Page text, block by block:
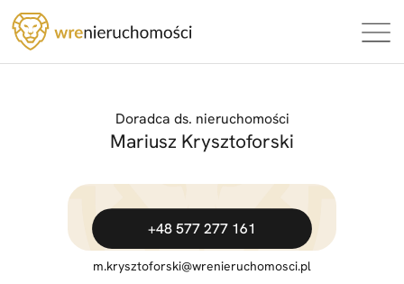
Doradca ds. nieruchomości
Mariusz Krysztoforski
+48 577 277 161
m.krysztoforski@wrenieruchomosci.pl